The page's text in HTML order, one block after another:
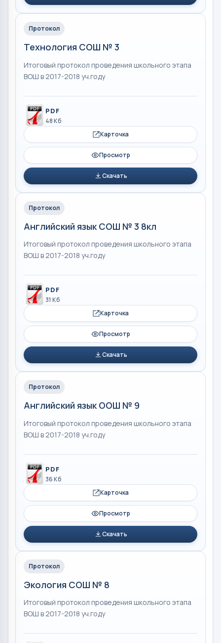
Протокол
Технология СОШ № 3
Итоговый протокол проведения школьного этапа
ВОШ в 2017-2018 уч.году
PDF
48 Кб
Карточка
Просмотр
Скачать
Протокол
Английский язык СОШ № 3 8кл
Итоговый протокол проведения школьного этапа
ВОШ в 2017-2018 уч.году
PDF
31 Кб
Карточка
Просмотр
Скачать
Протокол
Английский язык ООШ № 9
Итоговый протокол проведения школьного этапа
ВОШ в 2017-2018 уч.году
PDF
36 Кб
Карточка
Просмотр
Скачать
Протокол
Экология СОШ № 8
Итоговый протокол проведения школьного этапа
ВОШ в 2017-2018 уч.году